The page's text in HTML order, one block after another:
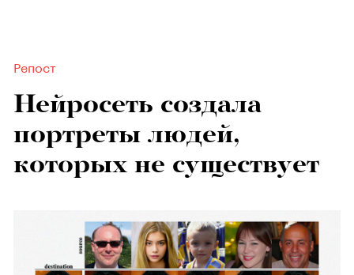
Репост
Нейросеть создала
портреты людей,
которых не существует